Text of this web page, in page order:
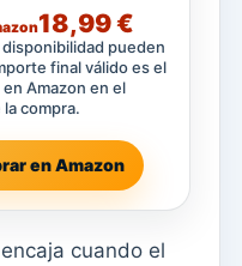
18,99 €
disponibilidad pueden
final válido es el
Amazon en el
compra.
en Amazon
cuando el